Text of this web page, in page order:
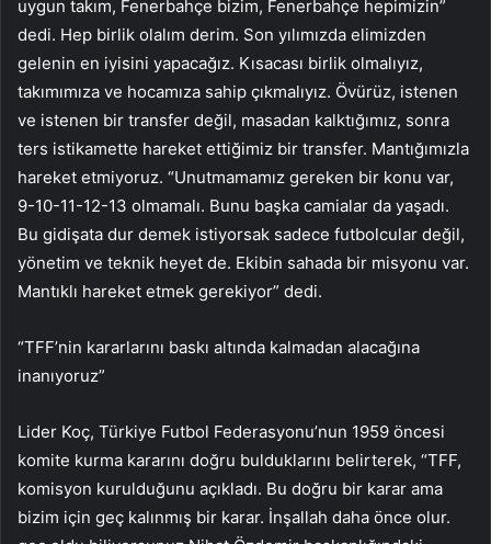
uygun takım, Fenerbahçe bizim, Fenerbahçe hepimizin”
dedi. Hep birlik olalım derim. Son yılımızda elimizden
gelenin en iyisini yapacağız. Kısacası birlik olmalıyız,
takımımıza ve hocamıza sahip çıkmalıyız. Övürüz, istenen
ve istenen bir transfer değil, masadan kalktığımız, sonra
ters istikamette hareket ettiğimiz bir transfer. Mantığımızla
hareket etmiyoruz. “Unutmamamız gereken bir konu var,
9-10-11-12-13 olmamalı. Bunu başka camialar da yaşadı.
Bu gidişata dur demek istiyorsak sadece futbolcular değil,
yönetim ve teknik heyet de. Ekibin sahada bir misyonu var.
Mantıklı hareket etmek gerekiyor” dedi.
“TFF’nin kararlarını baskı altında kalmadan alacağına
inanıyoruz”
Lider Koç, Türkiye Futbol Federasyonu’nun 1959 öncesi
komite kurma kararını doğru bulduklarını belirterek, “TFF,
komisyon kurulduğunu açıkladı. Bu doğru bir karar ama
bizim için geç kalınmış bir karar. İnşallah daha önce olur.